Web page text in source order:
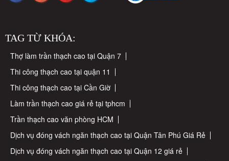
TAG TỪ KHÓA:
Thợ làm trần thạch cao tại Quận 7
Thi công thạch cao tại quận 11
Thi công thạch cao tại Cần Giờ
Làm trần thạch cao giá rẻ tại tphcm
Trần thạch cao văn phòng HCM
Dịch vụ đóng vách ngăn thạch cao tại Quận Tân Phú Giá Rẻ
Dịch vụ đóng vách ngăn thạch cao tại Quận 12 giá rẻ